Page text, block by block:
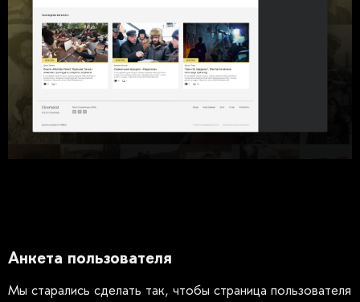
Анкета пользователя
Мы старались сделать так, чтобы страница пользователя